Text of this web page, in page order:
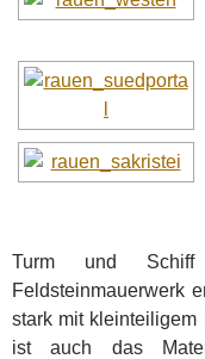
Turm und Schiff
Feldsteinmauerwerk
stark mit kleinteiligem
ist auch das